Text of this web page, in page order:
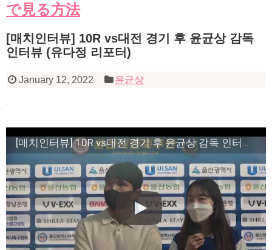
で見る方法
[매치인터뷰] 10R vs대전 경기 후 윤균상 감독
인터뷰 (유다정 리포터)
January 12, 2022 윤균상
[매치인터뷰] 10R vs대전 경기 후 윤균상 감독 인터뷰 (유다정 리포터)